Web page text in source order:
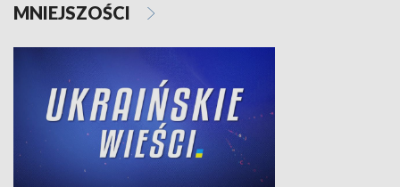
MNIEJSZOŚCI